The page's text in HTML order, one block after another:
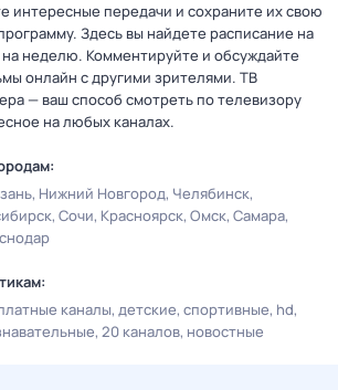
интересные передачи и сохраните их свою
Здесь вы найдете расписание на
на неделю. Комментируйте и обсуждайте
онлайн с другими зрителями. ТВ
— ваш способ смотреть по телевизору
на любых каналах.
Нижний Новгород Челябинск
Сочи Красноярск Омск Самара
каналы детские спортивные hd
20 каналов новостные